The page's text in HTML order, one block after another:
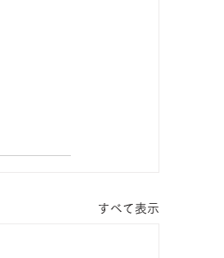
すべて表示